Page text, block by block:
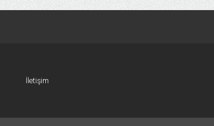
İletişim